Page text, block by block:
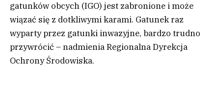
gatunków obcych (IGO) jest zabronione i może
wiązać się z dotkliwymi karami. Gatunek raz
wyparty przez gatunki inwazyjne, bardzo trudno
przywrócić – nadmienia Regionalna Dyrekcja
Ochrony Środowiska.